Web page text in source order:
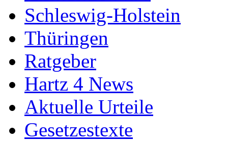
Schleswig-Holstein
Thüringen
Ratgeber
Hartz 4 News
Aktuelle Urteile
Gesetzestexte